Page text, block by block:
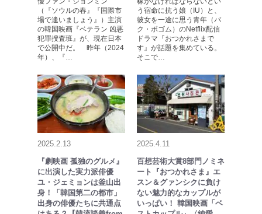
（『ソウルの春』『国際市
場で逢いましょう』）主演
の韓国映画『ベテラン 凶悪
犯罪捜査班』が、現在日本
で公開中だ。 昨年（2024
年）、『…
う宿命に抗う娘（IU）と、
彼女を一途に思う青年（パ
ク・ボゴム）のNetflix配信
ドラマ『おつかれさまで
す』が話題を集めている。
そこで…
2025.2.13
『劇映画 孤独のグルメ』
に出演した実力派俳優
ユ・ジェミョンは釜山出
身！「韓国第二の都市」
出身の俳優たちに共通点
2025.4.11
百想芸術大賞8部門ノミネ
ート『おつかれさま』エ
スン＆グァンシクに負け
ない魅力的なカップルが
いっぱい！ 韓国映画「ベ